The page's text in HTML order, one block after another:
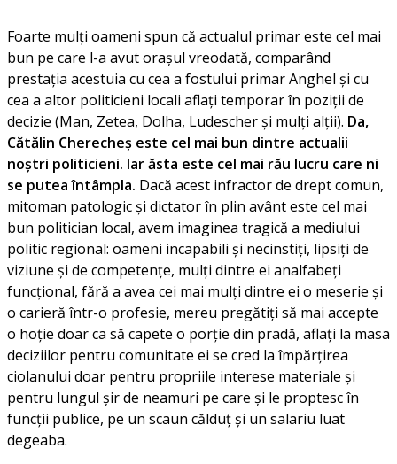
Foarte mulți oameni spun că actualul primar este cel mai
bun pe care l-a avut orașul vreodată, comparând
prestația acestuia cu cea a fostului primar Anghel și cu
cea a altor politicieni locali aflați temporar în poziții de
decizie (Man, Zetea, Dolha, Ludescher și mulți alții). Da,
Cătălin Cherecheș este cel mai bun dintre actualii
noștri politicieni. Iar ăsta este cel mai rău lucru care ni
se putea întâmpla. Dacă acest infractor de drept comun,
mitoman patologic și dictator în plin avânt este cel mai
bun politician local, avem imaginea tragică a mediului
politic regional: oameni incapabili și necinstiți, lipsiți de
viziune și de competențe, mulți dintre ei analfabeți
funcțional, fără a avea cei mai mulți dintre ei o meserie și
o carieră într-o profesie, mereu pregătiți să mai accepte
o hoție doar ca să capete o porție din pradă, aflați la masa
deciziilor pentru comunitate ei se cred la împărțirea
ciolanului doar pentru propriile interese materiale și
pentru lungul șir de neamuri pe care și le proptesc în
funcții publice, pe un scaun călduț și un salariu luat
degeaba.